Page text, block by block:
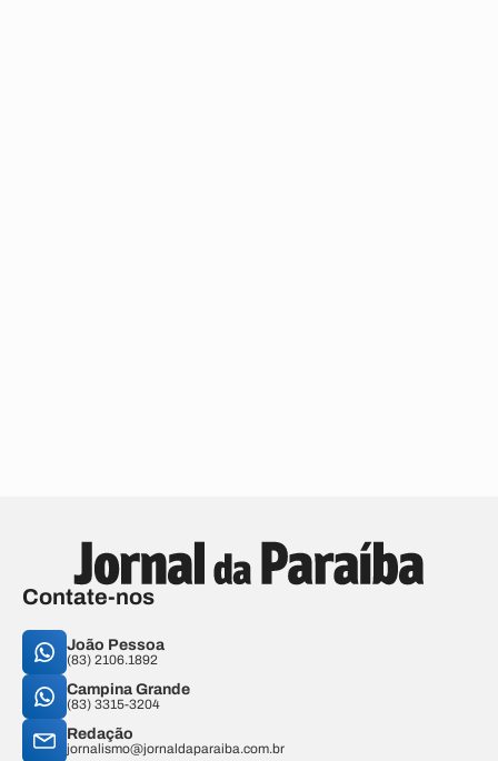
Contate-nos
João Pessoa
(83) 2106.1892
Campina Grande
(83) 3315-3204
Redação
jornalismo@jornaldaparaiba.com.br